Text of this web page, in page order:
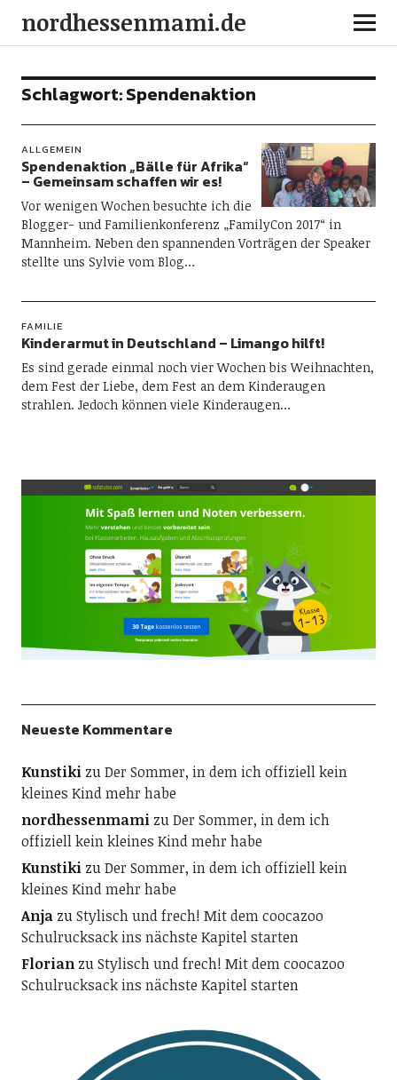
nordhessenmami.de
Schlagwort:Spendenaktion
ALLGEMEIN
Spendenaktion „Bälle für Afrika“
– Gemeinsam schaffen wir es!
Vor wenigen Wochen besuchte ich die
Blogger- und Familienkonferenz „FamilyCon 2017“ in
Mannheim. Neben den spannenden Vorträgen der Speaker
stellte uns Sylvie vom Blog…
FAMILIE
Kinderarmut in Deutschland – Limango hilft!
Es sind gerade einmal noch vier Wochen bis Weihnachten,
dem Fest der Liebe, dem Fest an dem Kinderaugen
strahlen. Jedoch können viele Kinderaugen…
Neueste Kommentare
KunstikizuDer Sommer, in dem ich offiziell kein
kleines Kind mehr habe
nordhessenmamizuDer Sommer, in dem ich
offiziell kein kleines Kind mehr habe
KunstikizuDer Sommer, in dem ich offiziell kein
kleines Kind mehr habe
AnjazuStylisch und frech! Mit dem coocazoo
Schulrucksack ins nächste Kapitel starten
FlorianzuStylisch und frech! Mit dem coocazoo
Schulrucksack ins nächste Kapitel starten